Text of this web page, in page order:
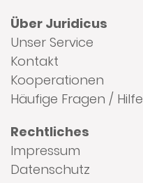
Über Juridicus
Unser Service
Kontakt
Kooperationen
Häufige Fragen / Hilfe
Rechtliches
Impressum
Datenschutz